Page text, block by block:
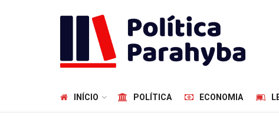
INÍCIO POLÍTICA ECONOMIA